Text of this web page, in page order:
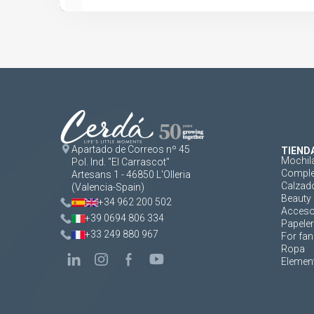
Apartado de Correos nº 45
Pol. Ind. "El Carrascot"
Artesans 1 - 46850 L'Olleria
(Valencia-Spain)
+34 962 200 502
+39 0694 806 334
+33 249 880 967
Beauty
For
Ropa